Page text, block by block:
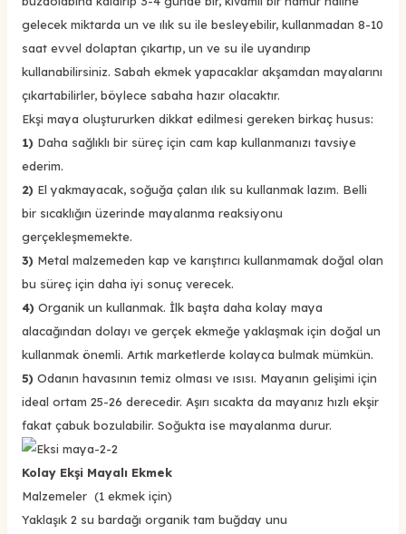
gelecek miktarda un ve ılık su ile besleyebilir, kullanmadan 8-10
saat evvel dolaptan çıkartıp, un ve su ile uyandırıp
kullanabilirsiniz. Sabah ekmek yapacaklar akşamdan mayalarını
çıkartabilirler, böylece sabaha hazır olacaktır.
Ekşi maya oluştururken dikkat edilmesi gereken birkaç husus:
1) Daha sağlıklı bir süreç için cam kap kullanmanızı tavsiye
ederim.
2) El yakmayacak, soğuğa çalan ılık su kullanmak lazım. Belli
bir sıcaklığın üzerinde mayalanma reaksiyonu
gerçekleşmemekte.
3) Metal malzemeden kap ve karıştırıcı kullanmamak doğal olan
bu süreç için daha iyi sonuç verecek.
4) Organik un kullanmak. İlk başta daha kolay maya
alacağından dolayı ve gerçek ekmeğe yaklaşmak için doğal un
kullanmak önemli. Artık marketlerde kolayca bulmak mümkün.
5) Odanın havasının temiz olması ve ısısı. Mayanın gelişimi için
ideal ortam 25-26 derecedir. Aşırı sıcakta da mayanız hızlı ekşir
fakat çabuk bozulabilir. Soğukta ise mayalanma durur.
Kolay Ekşi Mayalı Ekmek
Malzemeler (1 ekmek için)
Yaklaşık 2 su bardağı organik tam buğday unu